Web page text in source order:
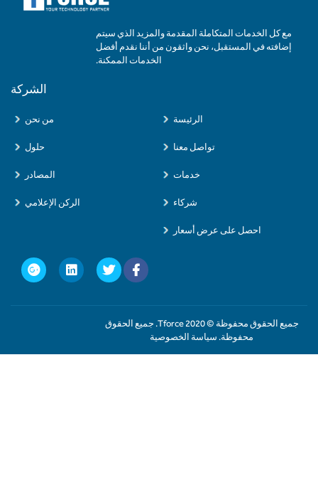
مع كل الخدمات المتكاملة المقدمة والمزيد الذي سيتم
إضافته في المستقبل، نحن واثقون من أننا نقدم أفضل
الخدمات الممكنة.
الشركة
الرئيسة من نحن
تواصل معنا حلول
خدمات المصادر
شركاء الركن الإعلامي
احصل على عرض أسعار
جميع الحقوق محفوظة © 2020 Tforce. جميع الحقوق
محفوظة. سياسة الخصوصية